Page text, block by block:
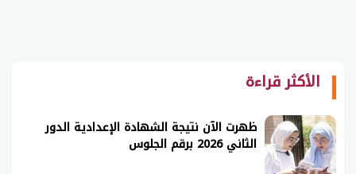
الأكثر قراءة
ظهرت الآن نتيجة الشهادة الإعدادية الدور
الثاني 2026 برقم الجلوس